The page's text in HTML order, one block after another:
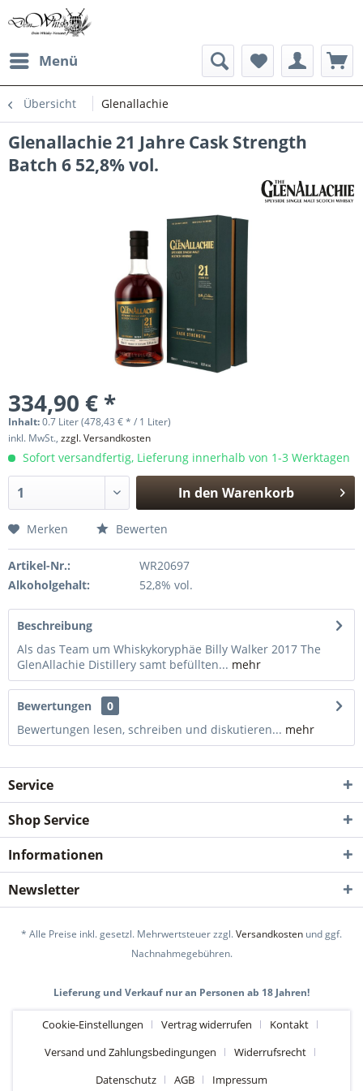
Menü
Übersicht Glenallachie
Glenallachie 21 Jahre Cask Strength
Batch 6 52,8% vol.
334,90 € *
Inhalt:0.7 Liter (478,43 € * / 1 Liter)
inkl. MwSt., zzgl. Versandkosten
Sofort versandfertig, Lieferung innerhalb von 1-3 Werktagen
In den Warenkorb
Merken Bewerten
Artikel-Nr.:
WR20697
Alkoholgehalt:
52,8% vol.
Beschreibung
Als das Team um Whiskykoryphäe Billy Walker 2017 The
GlenAllachie Distillery samt befüllten... mehr
Bewertungen
0
Bewertungen lesen, schreiben und diskutieren... mehr
Service
Shop Service
Informationen
Newsletter
* Alle Preise inkl. gesetzl. Mehrwertsteuer zzgl.Versandkosten und ggf.
Nachnahmegebühren.
Lieferung und Verkauf nur an Personen ab 18 Jahren!
Cookie-Einstellungen Vertrag widerrufen
Kontakt
Versand und Zahlungsbedingungen
Widerrufsrecht
Datenschutz
AGB Impressum